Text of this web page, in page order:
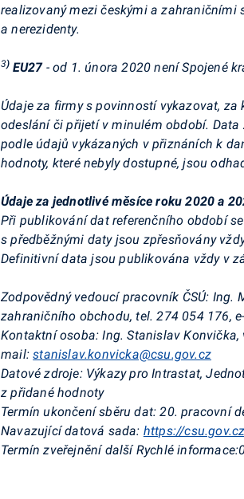
realizovaný mezi českými a zahraničními
a nerezidenty.
3) EU27- od 1. února 2020 není Spojené
Údaje za firmy s povinností vykazovat,
odeslání či přijetí v minulém období.
podle údajů vykázaných v přiznáních k
hodnoty, které nebyly dostupné, jsou
Údaje za jednotlivé měsíce roku 2020 a
Při publikování dat referenčního období
s předběžnými daty jsou zpřesňovány
Definitivní data jsou publikována vždy v
Zodpovědný vedoucí pracovník ČSÚ: Ing.
zahraničního obchodu, tel. 274 054 176,
Kontaktní osoba: Ing. Stanislav
mail:stanislav.konvicka@csu.gov.cz
Datové zdroje: Výkazy pro Intrastat,
z přidané hodnoty
Termín ukončení sběru dat: 20. pracovní
Navazující datová sada: https://
Termín zveřejnění další Rychlé informace: